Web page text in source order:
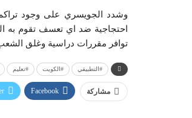
وشدد الجويسري على وجود
احتجاجية ضد اي تعسف تقوم به
توافر مقررات دراسية وغلق
#التطبيقي #الكويت #تعليم
مشاركة Facebook